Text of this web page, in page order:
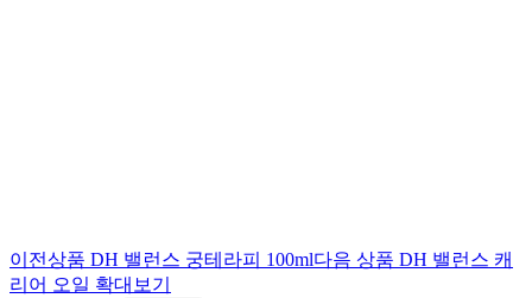
이전상품 DH 밸런스 궁테라피 100ml다음 상품 DH 밸런스 캐
리어 오일 확대보기